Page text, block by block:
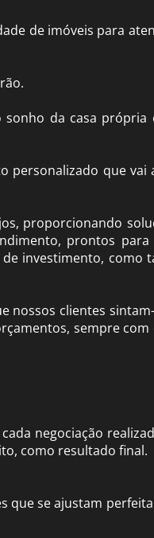
de imóveis para
da casa
que vai
proporcionando
prontos
investimento, como
clientes
sempre
negociação
como resultado final.
se ajustam